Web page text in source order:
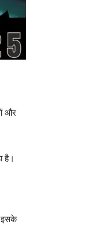
और
है।
इसके